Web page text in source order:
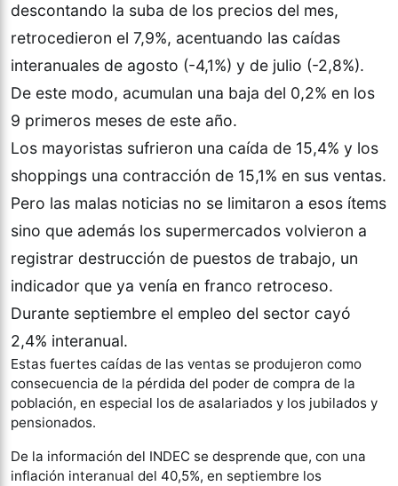
descontando la suba de los precios del mes,
retrocedieron el 7,9%, acentuando las caídas
interanuales de agosto (-4,1%) y de julio (-2,8%).
De este modo, acumulan una baja del 0,2% en los
9 primeros meses de este año.
Los mayoristas sufrieron una caída de 15,4% y los
shoppings una contracción de 15,1% en sus ventas.
Pero las malas noticias no se limitaron a esos ítems
sino que además los supermercados volvieron a
registrar destrucción de puestos de trabajo, un
indicador que ya venía en franco retroceso.
Durante septiembre el empleo del sector cayó
2,4% interanual.
Estas fuertes caídas de las ventas se produjeron como
consecuencia de la pérdida del poder de compra de la
población, en especial los de asalariados y los jubilados y
pensionados.
De la información del INDEC se desprende que, con una
inflación interanual del 40,5%, en septiembre los